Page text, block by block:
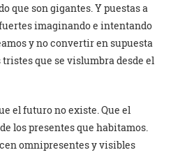
que son gigantes. Y puestas a
imaginando e intentando
y no convertir en supuesta
que se vislumbra desde el
el futuro no existe. Que el
los presentes que habitamos.
omnipresentes y visibles